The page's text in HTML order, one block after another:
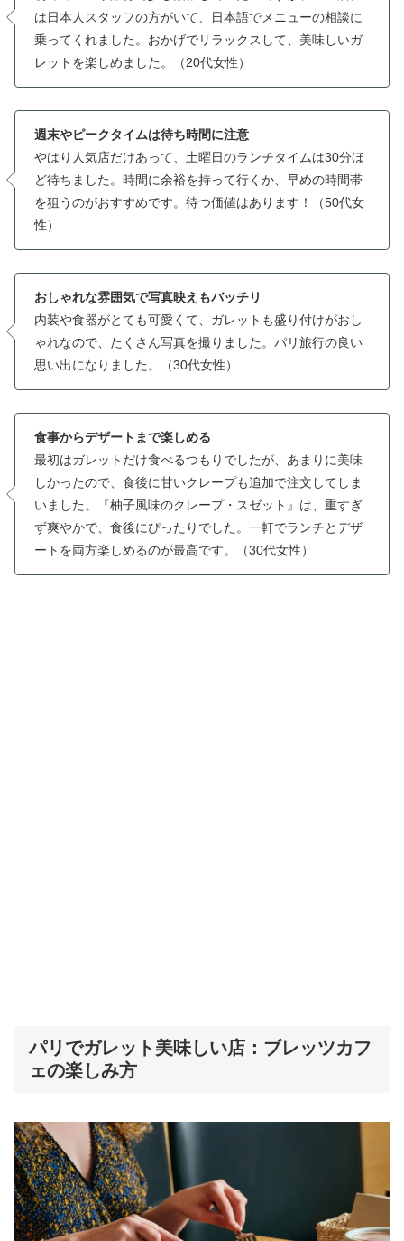
は日本人スタッフの方がいて、日本語でメニューの相談に
乗ってくれました。おかげでリラックスして、美味しいガ
レットを楽しめました。（20代女性）
週末やピークタイムは待ち時間に注意
やはり人気店だけあって、土曜日のランチタイムは30分ほ
ど待ちました。時間に余裕を持って行くか、早めの時間帯
を狙うのがおすすめです。待つ価値はあります！（50代女
性）
おしゃれな雰囲気で写真映えもバッチリ
内装や食器がとても可愛くて、ガレットも盛り付けがおし
ゃれなので、たくさん写真を撮りました。パリ旅行の良い
思い出になりました。（30代女性）
食事からデザートまで楽しめる
最初はガレットだけ食べるつもりでしたが、あまりに美味
しかったので、食後に甘いクレープも追加で注文してしま
いました。『柚子風味のクレープ・スゼット』は、重すぎ
ず爽やかで、食後にぴったりでした。一軒でランチとデザ
ートを両方楽しめるのが最高です。（30代女性）
パリでガレット美味しい店：ブレッツカフ
ェの楽しみ方